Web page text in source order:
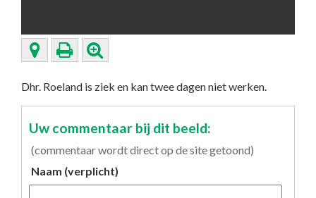
Dhr. Roeland is ziek en kan twee dagen niet werken.
Uw commentaar bij dit beeld:
(commentaar wordt direct op de site getoond)
Naam (verplicht)